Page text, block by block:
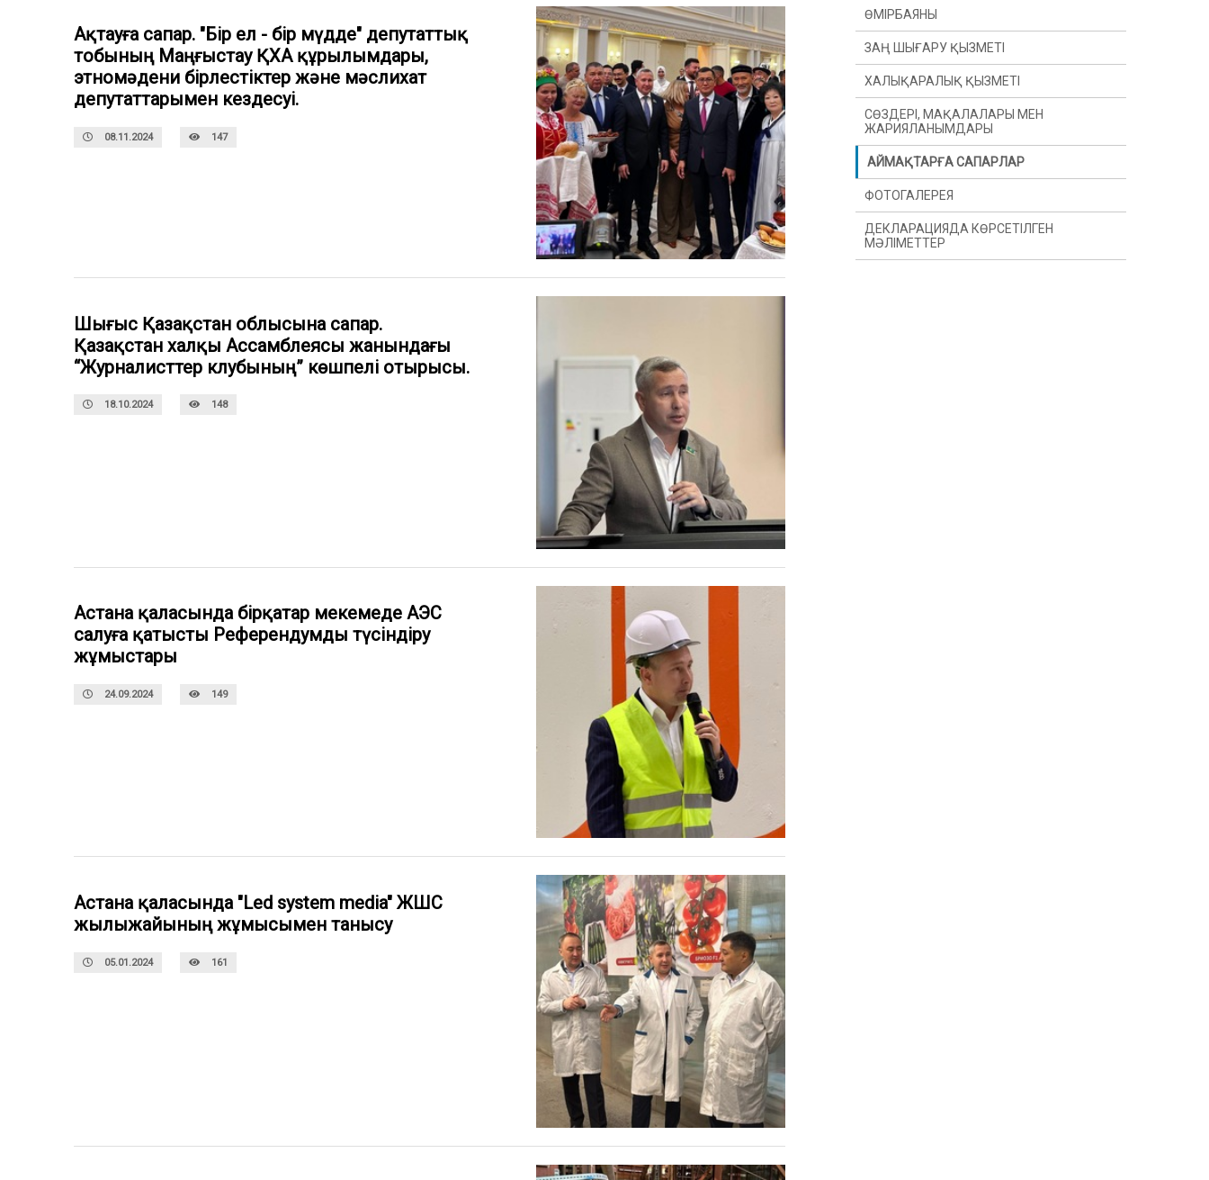
Ақтауға сапар. "Бір ел - бір мүдде" депутаттық
тобының Маңғыстау ҚХА құрылымдары,
этномәдени бірлестіктер және мәслихат
депутаттарымен кездесуі.
08.11.2024 147
Шығыс Қазақстан облысына сапар.
Қазақстан халқы Ассамблеясы жанындағы
“Журналисттер клубының” көшпелі отырысы.
18.10.2024 148
Астана қаласында бірқатар мекемеде АЭС
салуға қатысты Референдумды түсіндіру
жұмыстары
24.09.2024 149
Астана қаласында "Led system media" ЖШС
жылыжайының жұмысымен танысу
05.01.2024 161
ӨМІРБАЯНЫ
ЗАҢ ШЫҒАРУ ҚЫЗМЕТІ
ХАЛЫҚАРАЛЫҚ ҚЫЗМЕТІ
СӨЗДЕРІ, МАҚАЛАЛАРЫ МЕН
ЖАРИЯЛАНЫМДАРЫ
АЙМАҚТАРҒА САПАРЛАР
ФОТОГАЛЕРЕЯ
ДЕКЛАРАЦИЯДА КӨРСЕТІЛГЕН
МӘЛІМЕТТЕР